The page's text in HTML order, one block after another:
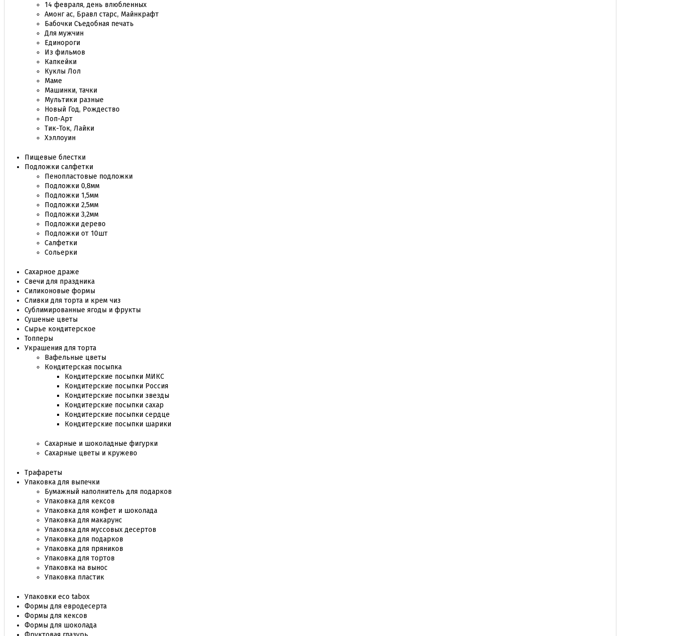
14 февраля, день влюбленных
Амонг ас, Бравл старс, Майнкрафт
Бабочки Съедобная печать
Для мужчин
Единороги
Из фильмов
Капкейки
Куклы Лол
Маме
Машинки, тачки
Мультики разные
Новый Год, Рождество
Поп-Арт
Тик-Ток, Лайки
Хэллоуин
Пищевые блестки
Подложки салфетки
Пенопластовые подложки
Подложки 0,8мм
Подложки 1,5мм
Подложки 2,5мм
Подложки 3,2мм
Подложки дерево
Подложки от 10шт
Салфетки
Сольерки
Сахарное драже
Свечи для праздника
Силиконовые формы
Сливки для торта и крем чиз
Сублимированные ягоды и фрукты
Сушеные цветы
Сырье кондитерское
Топперы
Украшения для торта
Вафельные цветы
Кондитерская посыпка
Кондитерские посыпки МИКС
Кондитерские посыпки Россия
Кондитерские посыпки звезды
Кондитерские посыпки сахар
Кондитерские посыпки сердце
Кондитерские посыпки шарики
Сахарные и шоколадные фигурки
Сахарные цветы и кружево
Трафареты
Упаковка для выпечки
Бумажный наполнитель для подарков
Упаковка для кексов
Упаковка для конфет и шоколада
Упаковка для макарунс
Упаковка для муссовых десертов
Упаковка для подарков
Упаковка для пряников
Упаковка для тортов
Упаковка на вынос
Упаковка пластик
Упаковки eco tabox
Формы для евродесерта
Формы для кексов
Формы для шоколада